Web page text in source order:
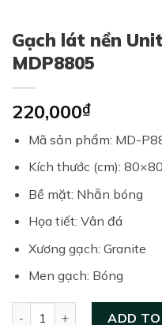
Gạch lát nền
MDP8805
220,000₫
Mã sản phẩm: MD-
Kích thước (cm): 80×80
Bề mặt: Nhẵn bóng
Họa tiết: Vân đá
Xương gạch: Granite
Men gạch: Bóng
ADD